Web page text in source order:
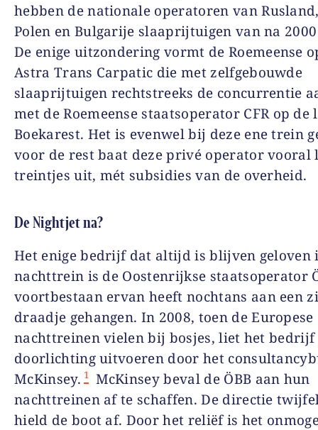
hebben de nationale operatoren van
Polen en Bulgarije slaaprijtuigen van na
De enige uitzondering vormt de Roemeense
Astra Trans Carpatic die met zelfgebouwde
slaaprijtuigen rechtstreeks de concurrentie
met de Roemeense staatsoperator CFR op
Boekarest. Het is evenwel bij deze ene trein
voor de rest baat deze privé operator vooral
treintjes uit, mét subsidies van de overheid.
De Nightjet na?
Het enige bedrijf dat altijd is blijven geloven
nachttrein is de Oostenrijkse staatsoperator
voortbestaan ervan heeft nochtans aan een
draadje gehangen. In 2008, toen de Europese
nachttreinen vielen bij bosjes, liet het bedrijf
doorlichting uitvoeren door het
McKinsey. 1 McKinsey beval de ÖBB aan hun
nachttreinen af te schaffen. De directie
hield de boot af. Door het reliëf is het